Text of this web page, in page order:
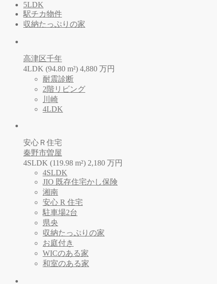
5LDK
駅チカ物件
収納たっぷりの家
高津区千年
4LDK (94.80 m²) 4,880 万円
耐震診断
2階リビング
川崎
4LDK
安心Ｒ住宅
秦野市曽屋
4SLDK (119.98 m²) 2,180 万円
4SLDK
JIO 既存住宅かし保険
湘南
安心 R 住宅
駐車場2台
県央
収納たっぷりの家
お庭付き
WICのある家
和室のある家